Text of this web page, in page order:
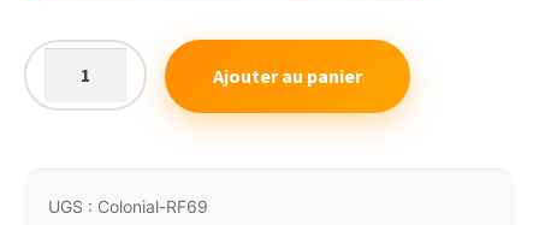
quantité
de
bois
Ajouter au panier
UGS : Colonial-RF69